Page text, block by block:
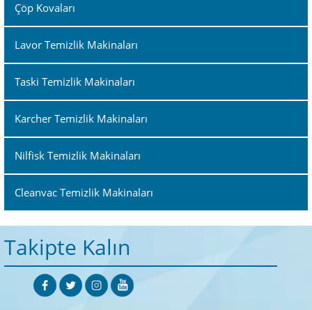
Çöp Kovaları
Lavor Temizlik Makinaları
Taski Temizlik Makinaları
Karcher Temizlik Makinaları
Nilfisk Temizlik Makinaları
Cleanvac Temizlik Makinaları
Takipte Kalın